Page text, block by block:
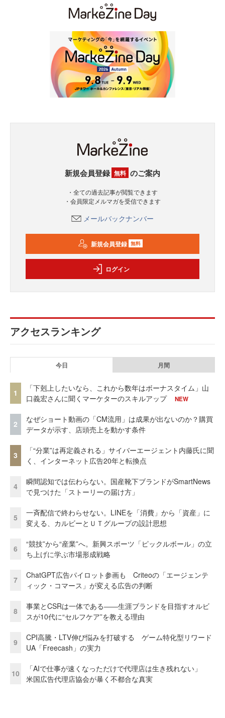
新規会員登録 無料 のご案内
・全ての過去記事が閲覧できます
・会員限定メルマガを受信できます
メールバックナンバー
新規会員登録 無料
ログイン
アクセスランキング
今日 月間
1
「下剋上したいなら、これから数年はボーナスタイム」山
口義宏さんに聞くマーケターのスキルアップ
NEW
2
なぜショート動画の「CM流用」は成果が出ないのか？購買
データが示す、店頭売上を動かす条件
3
「“分業”は再定義される」サイバーエージェント内藤氏に聞
く、インターネット広告20年と転換点
4
瞬間認知では伝わらない。国産靴下ブランドがSmartNews
で見つけた「ストーリーの届け方」
5
一斉配信で終わらせない。LINEを「消費」から「資産」に
変える、カルビーとＵＴグループの設計思想
6
“競技”から“産業”へ。新興スポーツ「ピックルボール」の立
ち上げに学ぶ市場形成戦略
7
ChatGPT広告パイロット参画も Criteoの「エージェンテ
ィック・コマース」が変える広告の判断
8
事業とCSRは一体である――生涯ブランドを目指すオルビ
スが10代に“セルフケア”を教える理由
9
CPI高騰・LTV伸び悩みを打破する ゲーム特化型リワード
UA「Freecash」の実力
10
「AIで仕事が速くなっただけで代理店は生き残れない」
米国広告代理店協会が暴く不都合な真実